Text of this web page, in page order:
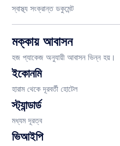
স্বাস্থ্য সংক্রান্ত ডকুমেন্ট
মক্কায় আবাসন
হজ প্যাকেজ অনুযায়ী আবাসন ভিন্ন হয়।
ইকোনমি
হারাম থেকে দূরবর্তী হোটেল
স্ট্যান্ডার্ড
মধ্যম দূরত্ব
ভিআইপি